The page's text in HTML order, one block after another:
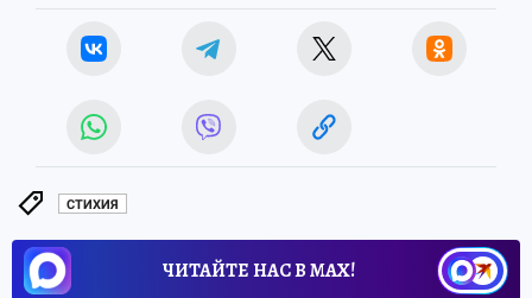
СТИХИЯ
ЧИТАЙТЕ НАС В МАХ!